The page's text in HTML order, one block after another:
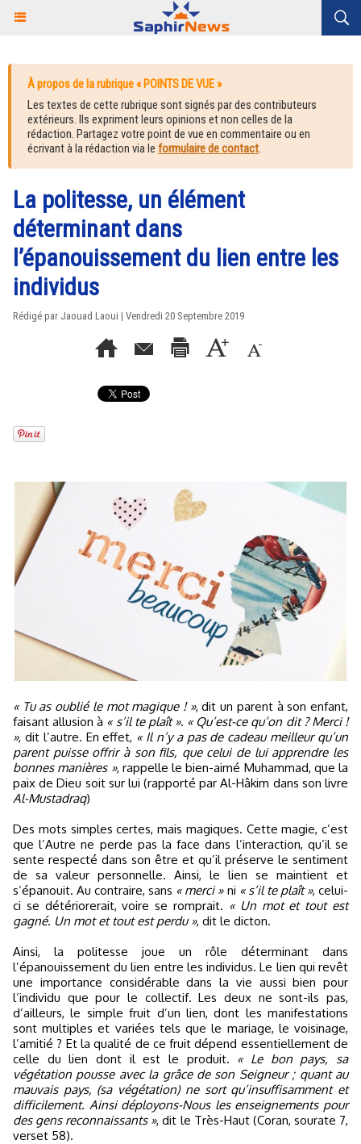
À propos de la rubrique « POINTS DE VUE »
Les textes de cette rubrique sont signés par des contributeurs
extérieurs. Ils expriment leurs opinions et non celles de la
rédaction. Partagez votre point de vue en commentaire ou en
écrivant à la rédaction via le formulaire de contact.
La politesse, un élément
déterminant dans
l’épanouissement du lien entre les
individus
Rédigé par Jaouad Laoui | Vendredi 20 Septembre 2019
« Tu as oublié le mot magique ! », dit un parent à son enfant,
faisant allusion à « s’il te plaît ». « Qu’est-ce qu’on dit ? Merci !
», dit l’autre. En effet, « Il n’y a pas de cadeau meilleur qu’un
parent puisse offrir à son fils, que celui de lui apprendre les
bonnes manières », rappelle le bien-aimé Muhammad, que la
paix de Dieu soit sur lui (rapporté par Al-Hâkim dans son livre
Al-Mustadraq)
Des mots simples certes, mais magiques. Cette magie, c’est
que l’Autre ne perde pas la face dans l’interaction, qu’il se
sente respecté dans son être et qu’il préserve le sentiment
de sa valeur personnelle. Ainsi, le lien se maintient et
s’épanouit. Au contraire, sans « merci »ni « s’il te plaît », celui-
ci se détériorerait, voire se romprait. « Un mot et tout est
gagné. Un mot et tout est perdu », dit le dicton.
Ainsi, la politesse joue un rôle déterminant dans
l’épanouissement du lien entre les individus. Le lien qui revêt
une importance considérable dans la vie aussi bien pour
l’individu que pour le collectif. Les deux ne sont-ils pas,
d’ailleurs, le simple fruit d’un lien, dont les manifestations
sont multiples et variées tels que le mariage, le voisinage,
l’amitié ? Et la qualité de ce fruit dépend essentiellement de
celle du lien dont il est le produit. « Le bon pays, sa
végétation pousse avec la grâce de son Seigneur ; quant au
mauvais pays, (sa végétation) ne sort qu’insuffisamment et
difficilement. Ainsi déployons-Nous les enseignements pour
des gens reconnaissants », dit le Très-Haut (Coran, sourate 7,
verset 58).